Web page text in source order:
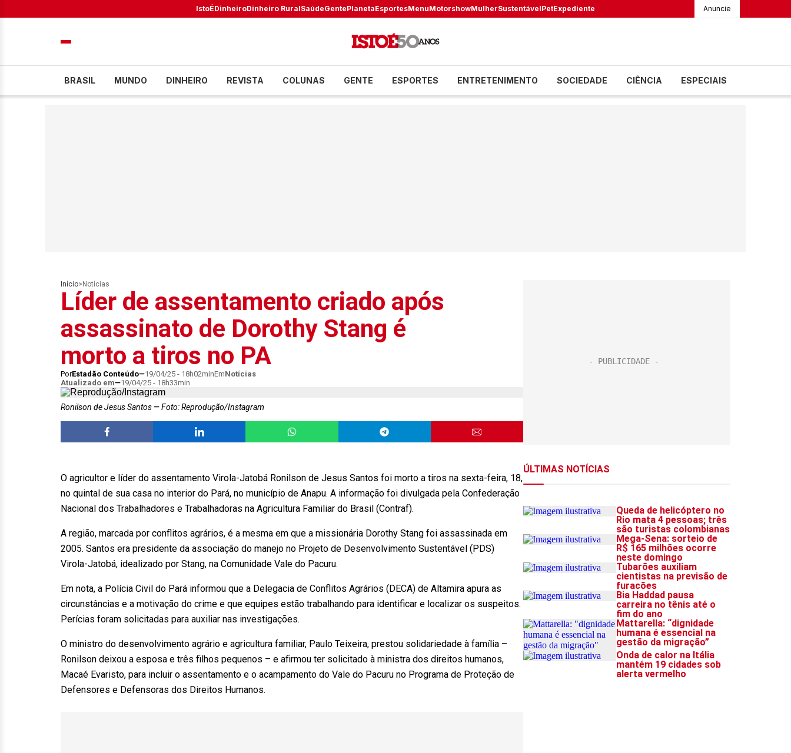
IstoÉDinheiroDinheiro RuralSaúdeGentePlanetaEsportesMenuMotorshowMulherSustentávelPetExpediente Anuncie
BRASIL MUNDO DINHEIRO REVISTA COLUNAS GENTE ESPORTES ENTRETENIMENTO SOCIEDADE CIÊNCIA ESPECIAIS
Início> Notícias
Líder de assentamento criado após
assassinato de Dorothy Stang é
morto a tiros no PA
PorEstadão Conteúdo 19/04/25 - 18h02minEmNotícias
Atualizado em
19/04/25 - 18h33min
Ronilson de Jesus Santos Foto: Reprodução/Instagram
O agricultor e líder do assentamento Virola-Jatobá Ronilson de Jesus Santos foi morto a tiros na sexta-feira, 18,
no quintal de sua casa no interior do Pará, no município de Anapu. A informação foi divulgada pela Confederação
Nacional dos Trabalhadores e Trabalhadoras na Agricultura Familiar do Brasil (Contraf).
A região, marcada por conflitos agrários, é a mesma em que a missionária Dorothy Stang foi assassinada em
2005. Santos era presidente da associação do manejo no Projeto de Desenvolvimento Sustentável (PDS)
Virola-Jatobá, idealizado por Stang, na Comunidade Vale do Pacuru.
Em nota, a Polícia Civil do Pará informou que a Delegacia de Conflitos Agrários (DECA) de Altamira apura as
circunstâncias e a motivação do crime e que equipes estão trabalhando para identificar e localizar os suspeitos.
Perícias foram solicitadas para auxiliar nas investigações.
O ministro do desenvolvimento agrário e agricultura familiar, Paulo Teixeira, prestou solidariedade à família –
Ronilson deixou a esposa e três filhos pequenos – e afirmou ter solicitado à ministra dos direitos humanos,
Macaé Evaristo, para incluir o assentamento e o acampamento do Vale do Pacuru no Programa de Proteção de
Defensores e Defensoras dos Direitos Humanos.